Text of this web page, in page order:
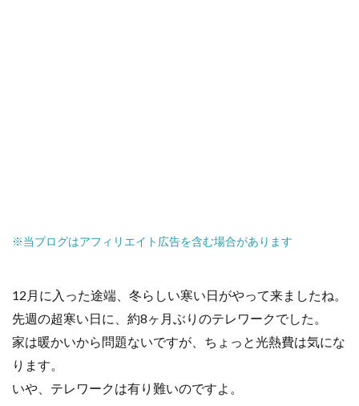
※当ブログはアフィリエイト広告を含む場合があります
12月に入った途端、冬らしい寒い日がやって来ましたね。
先週の超寒い日に、約8ヶ月ぶりのテレワークでした。
家は暖かいから問題ないですが、ちょっと光熱費は気にな
ります。
いや、テレワークは有り難いのですよ。